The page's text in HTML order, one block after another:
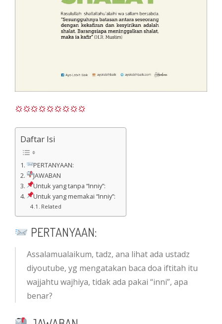
Daftar Isi
PERTANYAAN:
JAWABAN
Untuk yang tanpa “Inniy”:
Untuk yang memakai “Inniy”:
Related
PERTANYAAN:
Assalamualaikum, tadz, ana lihat ada ustadz
diyoutube, yg mengatakan baca doa iftitah itu
wajjahtu wajhiya, tidak ada pakai “inni”, apa
benar?